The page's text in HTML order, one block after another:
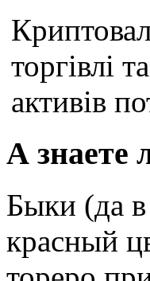
торгівлі
активів
А знаете
Быки (да
красный